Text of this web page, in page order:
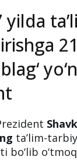
yilda
ta’lim-
bo‘lib